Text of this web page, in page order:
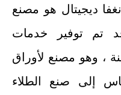
ديجيتال هو مصنع
تم توفير خدمات
الرقمية لمدة 15 سنة ، وهو مصنع لأوراق
إلى صنع الطلاء